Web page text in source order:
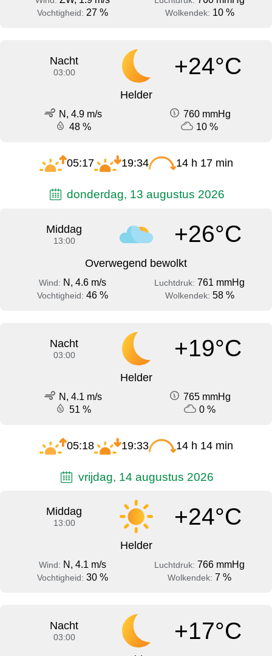
Vochtigheid: 27 % Wolkendek: 10 %
Nacht
03:00 +24°C
Helder
N, 4.9 m/s
760 mmHg
48 %
10 %
05:17 19:34 14 h 17 min
donderdag, 13 augustus 2026
Middag
13:00 +26°C
Overwegend bewolkt
Wind: N, 4.6 m/s Luchtdruk: 761 mmHg
Vochtigheid: 46 % Wolkendek: 58 %
Nacht
03:00 +19°C
Helder
N, 4.1 m/s
765 mmHg
51 %
0 %
05:18 19:33 14 h 14 min
vrijdag, 14 augustus 2026
Middag
13:00 +24°C
Helder
Wind: N, 4.1 m/s Luchtdruk: 766 mmHg
Vochtigheid: 30 % Wolkendek: 7 %
Nacht
03:00 +17°C